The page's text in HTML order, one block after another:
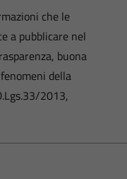
che le
a pubblicare nel
buona
della
2013,